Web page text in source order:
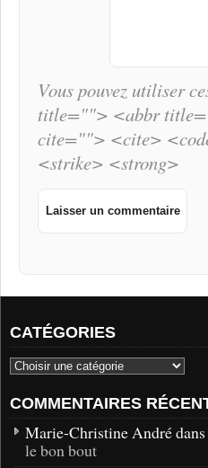
Vous pouvez utiliser
title=""> <abbr
cite=""> <cite>
<strike> <strong>
CATÉGORIES
COMMENTAIRES
Marie-Christine André dans
le bon bout